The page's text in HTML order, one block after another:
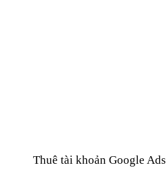
Thuê tài khoản Google